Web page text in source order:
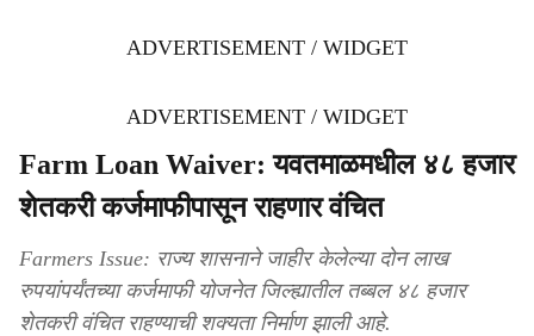
ADVERTISEMENT / WIDGET
ADVERTISEMENT / WIDGET
Farm Loan Waiver: यवतमाळमधील ४८ हजार
शेतकरी कर्जमाफीपासून राहणार वंचित
Farmers Issue: राज्य शासनाने जाहीर केलेल्या दोन लाख
रुपयांपर्यंतच्या कर्जमाफी योजनेत जिल्ह्यातील तब्बल ४८ हजार
शेतकरी वंचित राहण्याची शक्यता निर्माण झाली आहे.